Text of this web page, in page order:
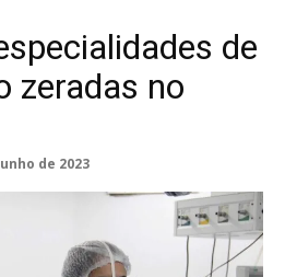
de
zeradas no
de 2023